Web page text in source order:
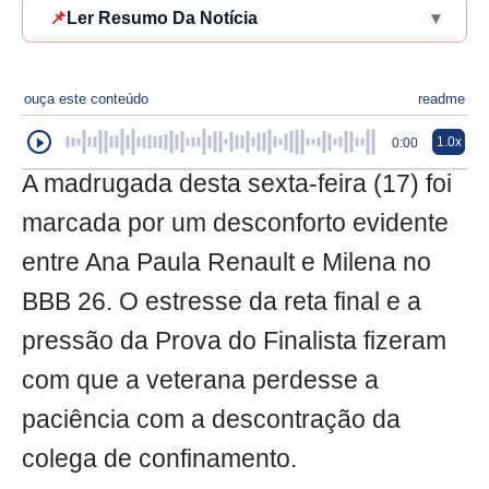
📌 Ler Resumo Da Notícia ▾
ouça este conteúdo readme
0:00 1.0x
A madrugada desta sexta-feira (17) foi
marcada por um desconforto evidente
entre Ana Paula Renault e Milena no
BBB 26. O estresse da reta final e a
pressão da Prova do Finalista fizeram
com que a veterana perdesse a
paciência com a descontração da
colega de confinamento.